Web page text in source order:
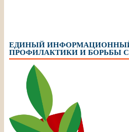
ЕДИНЫЙ
ПРОФИЛАКТИКИ И БОРЬБЫ